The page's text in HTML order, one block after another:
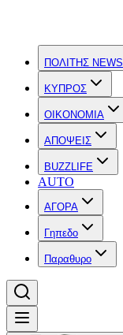
ΠΟΛΙΤΗΣ NEWS
ΚΥΠΡΟΣ
OIKONOMIA
ΑΠΟΨΕΙΣ
BUZZLIFE
AUTO
ΑΓΟΡΑ
Γηπεδο
Παραθυρο